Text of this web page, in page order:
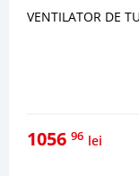
VENTILATOR DE
1056 96 lei